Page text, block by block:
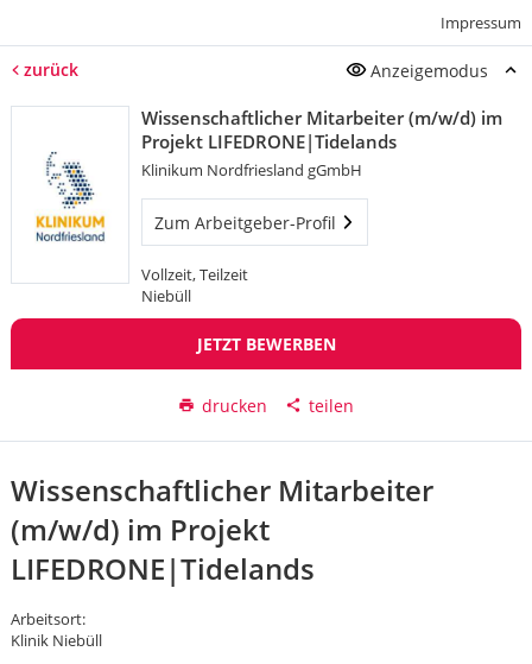
Impressum
zurück Anzeigemodus
Wissenschaftlicher Mitarbeiter (m/w/d) im
Projekt LIFEDRONE|Tidelands
Klinikum Nordfriesland gGmbH
Zum Arbeitgeber-Profil
Vollzeit, Teilzeit
Niebüll
JETZT BEWERBEN
drucken teilen
Wissenschaftlicher Mitarbeiter
(m/w/d) im Projekt
LIFEDRONE|Tidelands
Arbeitsort:
Klinik Niebüll